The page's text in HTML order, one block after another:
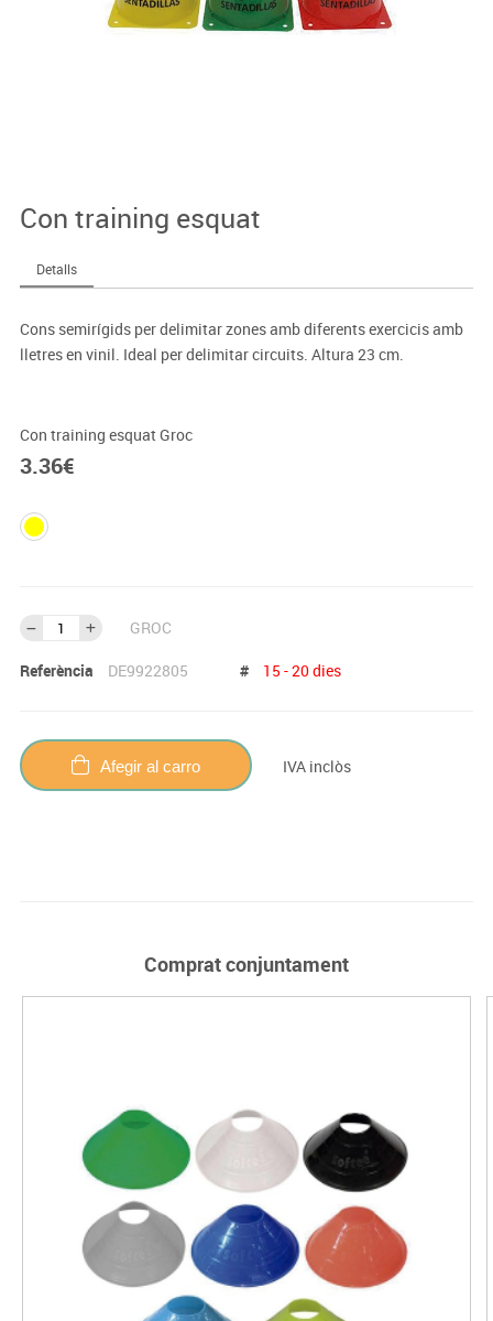
Con training esquat
Detalls
Cons semirígids per delimitar zones amb diferents exercicis amb
lletres en vinil. Ideal per delimitar circuits. Altura 23 cm.
Con training esquat Groc
3.36€
GROC
Referència DE9922805 # 15 - 20 dies
Afegir al carro IVA inclòs
Comprat conjuntament